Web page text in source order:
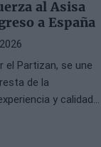
al Asisa
a España
el Partizan, se une
de la
y calidad